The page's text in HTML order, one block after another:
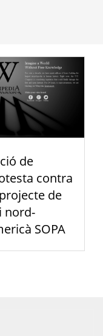
de
contra
de
nord-
SOPA